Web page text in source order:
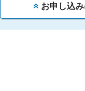
お申し込